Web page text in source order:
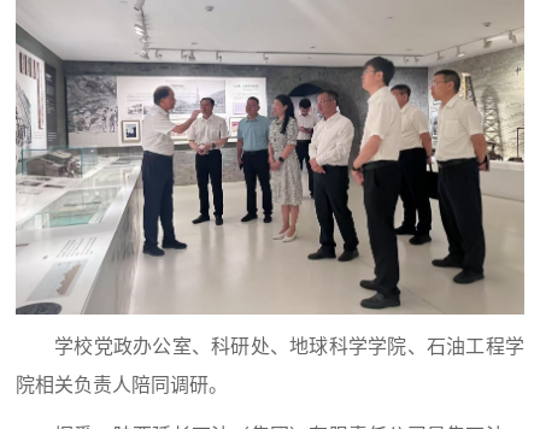
学校党政办公室、科研处、地球科学学院、石油工程学
院相关负责人陪同调研。